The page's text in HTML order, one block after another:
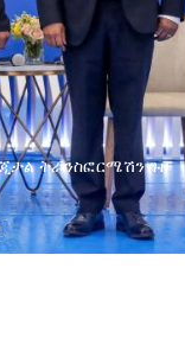
ትራንስፎርሜሽን ጉዞ